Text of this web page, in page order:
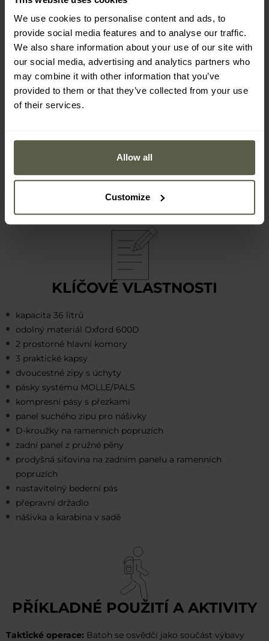
We use cookies to personalise content and ads, to
provide social media features and to analyse our traffic.
We also share information about your use of our site with
our social media, advertising and analytics partners who
may combine it with other information that you’ve
provided to them or that they’ve collected from your use
of their services.
Allow all
Customize
KLÍČOVÉ VLASTNOSTI
kapacita 36 litrů
odolný materiál Oxford 600D
2 prostorné hlavní komory
3 praktické kapsy
dvoucestné zipy s úchyty
pásky systému MOLLE/PALS
kompresní pásy s přezkami
panel suchého zipu pro nášivky
D-kroužky na ramenních popruzích
zadní panel z pružné pěny
prodyšná síťovina na zadním panelu a ramenních
popruzích
nastavitelný bederní pás
přepravní držadlo
nášivka a karabina v sadě
PŘÍKLADNÉ POUŽITÍ A AKTIVITY
Taktické operace: Batoh se osvědčí jako součást výbavy